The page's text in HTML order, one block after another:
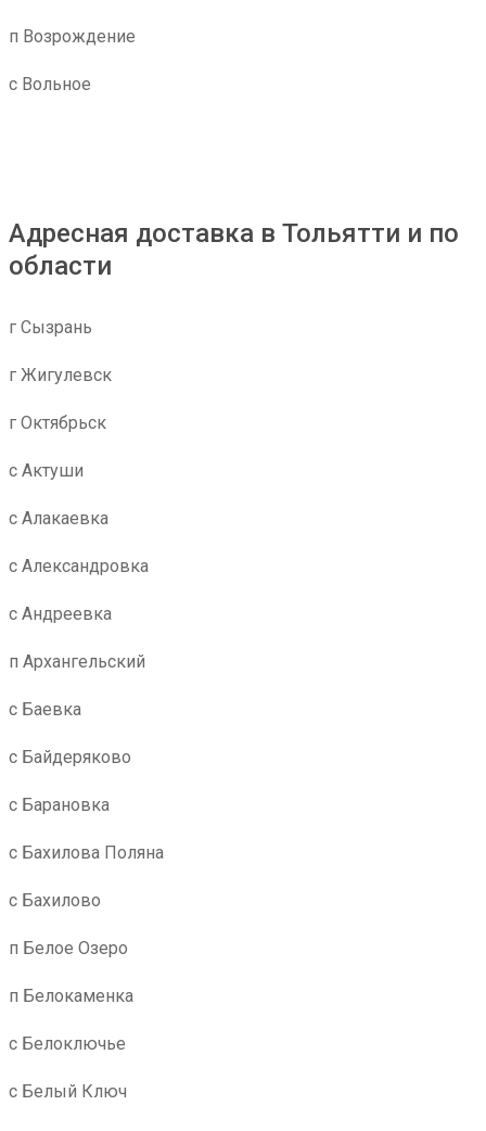
п Возрождение
с Вольное
Адресная доставка в Тольятти и по
области
г Сызрань
г Жигулевск
г Октябрьск
с Актуши
с Алакаевка
с Александровка
с Андреевка
п Архангельский
с Баевка
с Байдеряково
с Барановка
с Бахилова Поляна
с Бахилово
п Белое Озеро
п Белокаменка
с Белоключье
с Белый Ключ